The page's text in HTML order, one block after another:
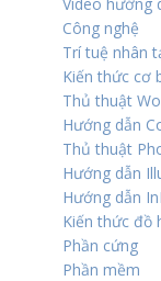
Công nghệ
Trí tuệ nhân
Kiến thức cơ
Thủ thuật
Hướng dẫn
Thủ thuật
Hướng dẫn
Hướng dẫn
Kiến thức đồ
Phần cứng
Phần mềm